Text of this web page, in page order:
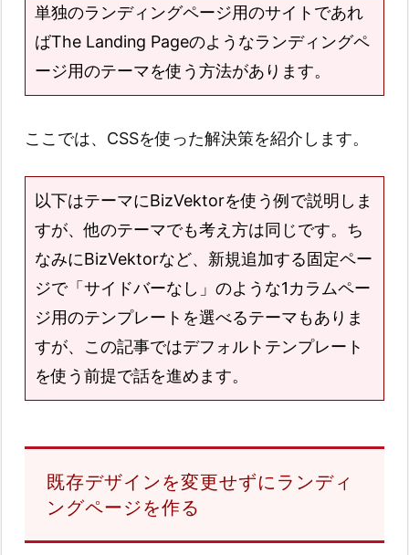
単独のランディングページ用のサイトであれ
ばThe Landing Pageのようなランディングペ
ージ用のテーマを使う方法があります。
ここでは、CSSを使った解決策を紹介します。
以下はテーマにBizVektorを使う例で説明しま
すが、他のテーマでも考え方は同じです。ち
なみにBizVektorなど、新規追加する固定ペー
ジで「サイドバーなし」のような1カラムペー
ジ用のテンプレートを選べるテーマもありま
すが、この記事ではデフォルトテンプレート
を使う前提で話を進めます。
既存デザインを変更せずにランディ
ングページを作る